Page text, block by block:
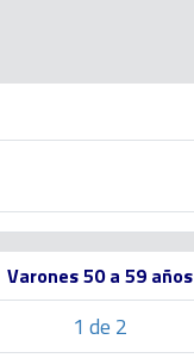
Varones 50 a 59 años
1 de 2